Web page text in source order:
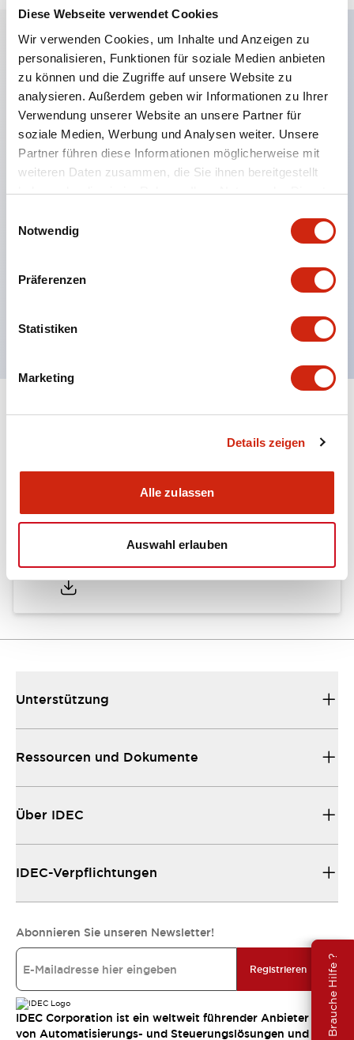
Diese Webseite verwendet Cookies
Wir verwenden Cookies, um Inhalte und Anzeigen zu
personalisieren, Funktionen für soziale Medien anbieten
zu können und die Zugriffe auf unsere Website zu
analysieren. Außerdem geben wir Informationen zu Ihrer
Verwendung unserer Website an unsere Partner für
soziale Medien, Werbung und Analysen weiter. Unsere
Partner führen diese Informationen möglicherweise mit
weiteren Daten zusammen, die Sie ihnen bereitgestellt
haben oder die sie im Rahmen Ihrer Nutzung der Dienste
Notwendig
Präferenzen
Statistiken
Marketing
Details zeigen
Alle zulassen
Auswahl erlauben
Brauche Hilfe ?
Hauptmerkmale
Eine dichte Montage in Gruppen ist möglich, und
das An- und Abstecken der Kontakt-Einheit ist
auch bei der dichten Montage in Gruppen einfach
durchführbar.
das An- und Abnehmen des Verriegelungshebels.
Schutzart ist Spritzwassergeschützt, IP65 (IEC
60529). (Der Summer ist geschlossen ausgeführt)
Unterstützung
Ressourcen und Dokumente
Über IDEC
IDEC-Verpflichtungen
Abonnieren Sie unseren Newsletter!
Registrieren
IDEC Corporation ist ein weltweit führender Anbieter
von Automatisierungs- und Steuerungslösungen und